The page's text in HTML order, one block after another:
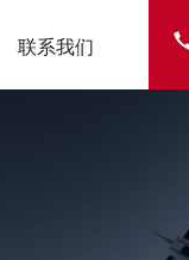
联系我们